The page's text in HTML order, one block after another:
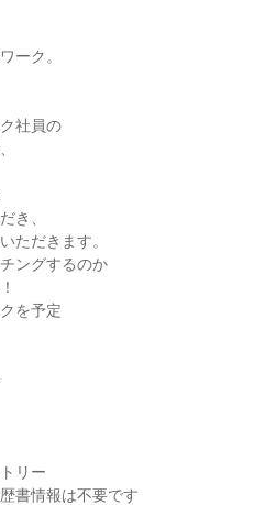
ーク。
社員の
き、
ただきます。
ングするのか
を予定
リー
書情報は不要です